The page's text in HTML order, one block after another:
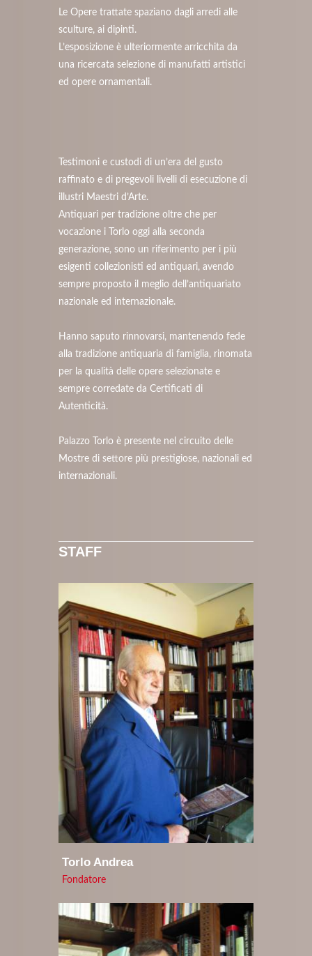
Le Opere trattate spaziano dagli arredi alle
sculture, ai dipinti.
L’esposizione è ulteriormente arricchita da
una ricercata selezione di manufatti artistici
ed opere ornamentali.
Testimoni e custodi di un’era del gusto
raffinato e di pregevoli livelli di esecuzione di
illustri Maestri d’Arte.
Antiquari per tradizione oltre che per
vocazione i Torlo oggi alla seconda
generazione, sono un riferimento per i più
esigenti collezionisti ed antiquari, avendo
sempre proposto il meglio dell’antiquariato
nazionale ed internazionale.
Hanno saputo rinnovarsi, mantenendo fede
alla tradizione antiquaria di famiglia, rinomata
per la qualità delle opere selezionate e
sempre corredate da Certificati di
Autenticità.
Palazzo Torlo è presente nel circuito delle
Mostre di settore più prestigiose, nazionali ed
internazionali.
STAFF
Torlo Andrea
Fondatore